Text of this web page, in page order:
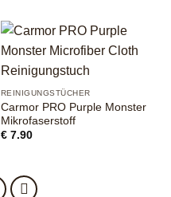
REINIGUNGSTÜCHER
Carmor PRO Purple Monster
Mikrofaserstoff
€7.90